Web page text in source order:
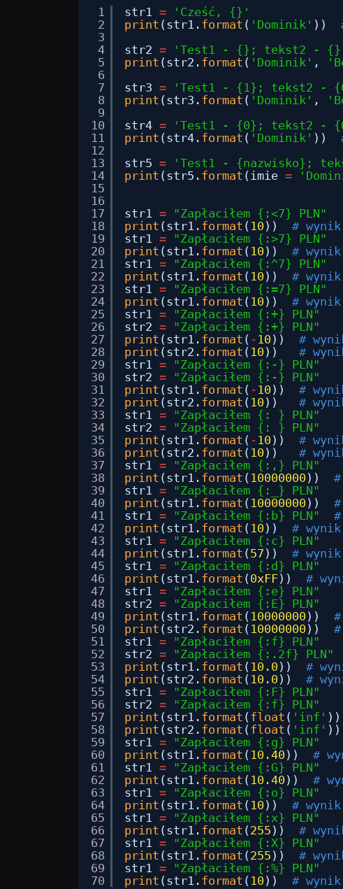
1
2
3
4
5
6
7
8
9
10
11
12
13
14
15
16
17
18
19
20
21
22
23
24
25
26
27
28
29
30
31
32
33
34
35
36
37
38
39
40
41
42
43
44
45
46
47
48
49
50
51
52
53
54
55
56
57
58
59
60
61
62
63
64
65
66
67
68
69
70
str1 =
'Cześć, {}'
print (str1. format ( 'Dominik' ))
str2 =
'Test1 - {}; tekst2 -
print (str2. format ( 'Dominik' ,
str3 =
'Test1 - {1}; tekst2 -
print (str3. format ( 'Dominik' ,
str4 =
'Test1 - {0}; tekst2 -
print (str4. format ( 'Dominik' ))
str5 =
'Test1 - {nazwisko};
print (str5. format (imie =
str1 = "Zapłaciłem {:<7} PLN"
print (str1. format ( 10 )) # wynik
str1 = "Zapłaciłem {:>7} PLN"
print (str1. format ( 10 )) # wynik
str1 = "Zapłaciłem {:^7} PLN"
print (str1. format ( 10 )) # wynik
str1 = "Zapłaciłem {:=7} PLN"
print (str1. format ( 10 )) # wynik
str1 = "Zapłaciłem {:+} PLN"
str2 = "Zapłaciłem {:+} PLN"
print (str1. format ( - 10 )) #
print (str2. format ( 10 )) #
str1 = "Zapłaciłem {:-} PLN"
str2 = "Zapłaciłem {:-} PLN"
print (str1. format ( - 10 )) #
print (str2. format ( 10 )) #
str1 = "Zapłaciłem {: } PLN"
str2 = "Zapłaciłem {: } PLN"
print (str1. format ( - 10 )) #
print (str2. format ( 10 )) #
str1 = "Zapłaciłem {:,} PLN"
print (str1. format ( 10000000 ))
str1 = "Zapłaciłem {:_} PLN"
print (str1. format ( 10000000 ))
str1 = "Zapłaciłem {:b} PLN"
print (str1. format ( 10 )) # wynik
str1 = "Zapłaciłem {:c} PLN"
print (str1. format ( 57 )) # wynik
str1 = "Zapłaciłem {:d} PLN"
print (str1. format ( 0xFF)) #
str1 = "Zapłaciłem {:e} PLN"
str2 = "Zapłaciłem {:E} PLN"
print (str1. format ( 10000000 ))
print (str2. format ( 10000000 ))
str1 = "Zapłaciłem {:f} PLN"
str2 = "Zapłaciłem {:.2f} PLN"
print (str1. format ( 10.0 )) #
print (str2. format ( 10.0 )) #
str1 = "Zapłaciłem {:F} PLN"
str2 = "Zapłaciłem {:f} PLN"
print (str1. format ( float ( 'inf'
print (str2. format ( float ( 'inf'
str1 = "Zapłaciłem {:g} PLN"
print (str1. format ( 10.40 )) #
str1 = "Zapłaciłem {:G} PLN"
print (str1. format ( 10.40 )) #
str1 = "Zapłaciłem {:o} PLN"
print (str1. format ( 10 )) # wynik
str1 = "Zapłaciłem {:x} PLN"
print (str1. format ( 255 )) #
str1 = "Zapłaciłem {:X} PLN"
print (str1. format ( 255 )) #
str1 = "Zapłaciłem {:%} PLN"
print (str1. format ( 10 )) # wynik